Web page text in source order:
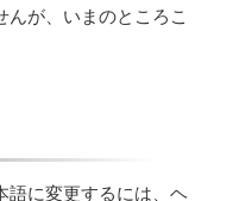
んが、いまのところこ
に変更するには、ヘ